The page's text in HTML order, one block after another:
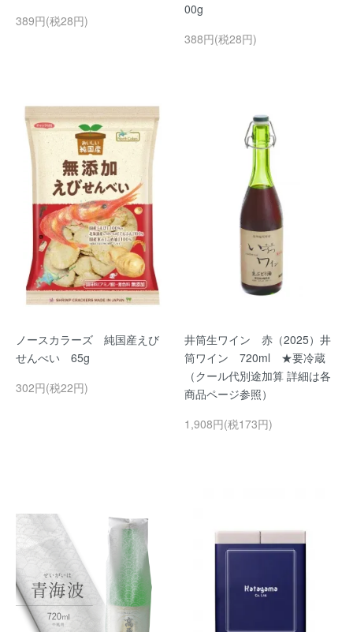
389円(税28円)
00g
388円(税28円)
ノースカラーズ 純国産えび
せんべい 65g
302円(税22円)
井筒生ワイン 赤（2025）井
筒ワイン 720ml ★要冷蔵
（クール代別途加算 詳細は各
商品ページ参照）
1,908円(税173円)